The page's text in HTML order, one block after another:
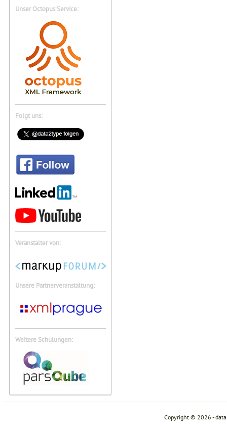
Unser Octopus Service:
Folgt uns:
Veranstalter von:
Unsere Partnerveranstaltung:
Weitere Schulungen:
Copyright © 2026 -